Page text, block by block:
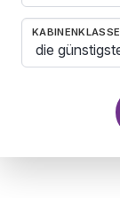
KABINENKLASSE